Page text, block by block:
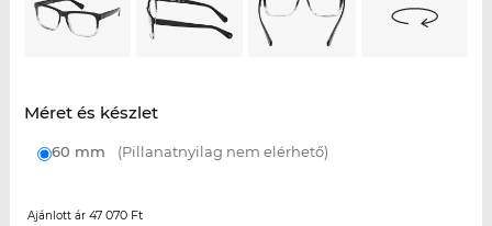
Méret és készlet
60 mm (Pillanatnyilag nem elérhető)
Ajánlott ár 47 070 Ft